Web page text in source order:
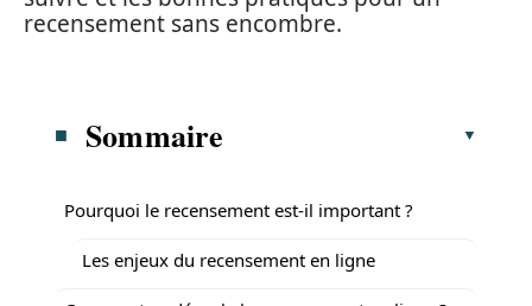
recensement sans encombre.
Sommaire
Pourquoi le recensement est-il important ?
Les enjeux du recensement en ligne